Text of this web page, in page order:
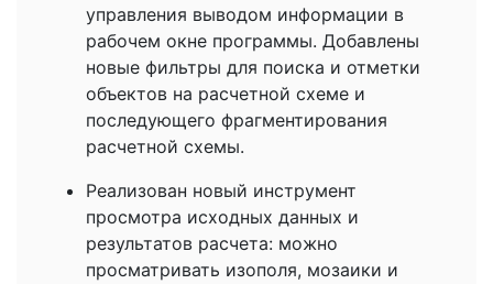
управления выводом информации в
рабочем окне программы. Добавлены
новые фильтры для поиска и отметки
объектов на расчетной схеме и
последующего фрагментирования
расчетной схемы.
Реализован новый инструмент
просмотра исходных данных и
результатов расчета: можно
просматривать изополя, мозаики и